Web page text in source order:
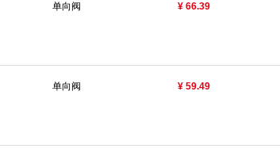
单向阀 ¥ 66.39
单向阀 ¥ 59.49